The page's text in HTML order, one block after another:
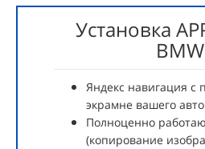
Установка
BMW
Яндекс навигация с
экрамне вашего
Полноценно
(копирование